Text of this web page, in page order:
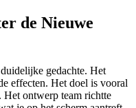
de Nieuwe
gedachte. Het
effecten. Het doel is vooral
Het ontwerp team richtte